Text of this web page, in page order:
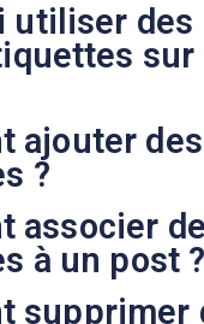
utiliser des
sur
ajouter des
?
associer
à un post ?
supprimer